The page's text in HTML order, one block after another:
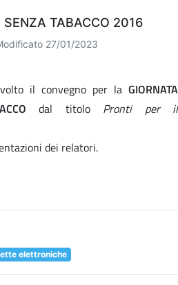
SENZA TABACCO 2016
27/01/2023
il convegno per la GIORNATA
dal titolo Pronti per il
dei relatori.
elettroniche